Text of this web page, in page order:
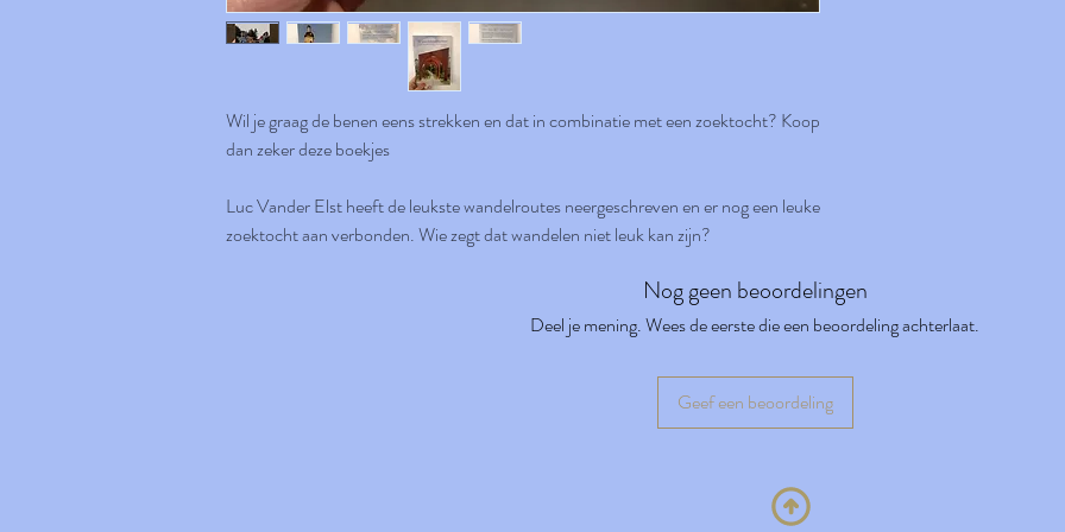
Wil je graag de benen eens strekken en dat in combinatie met een zoektocht? Koop
dan zeker deze boekjes
Luc Vander Elst heeft de leukste wandelroutes neergeschreven en er nog een leuke
zoektocht aan verbonden. Wie zegt dat wandelen niet leuk kan zijn?
Nog geen beoordelingen
Deel je mening. Wees de eerste die een beoordeling achterlaat.
Geef een beoordeling